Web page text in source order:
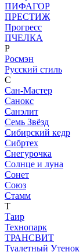
ПИФАГОР
ПРЕСТИЖ
Прогресс
ПЧЕЛКА
Р
Росмэн
Русский стиль
С
Сан-Мастер
Санокс
Санэлит
Семь Звёзд
Сибирский кедр
Сибртех
Снегурочка
Солнце и луна
Сонет
Союз
Стамм
Т
Таир
Технопарк
ТРАНСВИТ
Туалетный Утенок